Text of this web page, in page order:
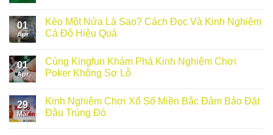
01
Apr
Kèo Một Nửa Là Sao? Cách Đọc Và Kinh Nghiệm
Cá Độ Hiệu Quả
01
Apr
Cùng Kingfun Khám Phá Kinh Nghiệm Chơi
Poker Không Sợ Lỗ
29
Mar
Kinh Nghiệm Chơi Xổ Số Miền Bắc Đảm Bảo Đặt
Đâu Trúng Đó